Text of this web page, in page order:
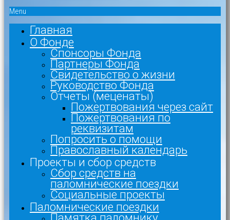
Menu
Главная
О Фонде
Спонсоры Фонда
Партнеры Фонда
Свидетельство о жизни
Руководство Фонда
Отчеты (меценаты)
Пожертвования через сайт
Пожертвования по
реквизитам
Попросить о помощи
Православный календарь
Проекты и сбор средств
Сбор средств на
паломнические поездки
Социальные проекты
Паломнические поездки